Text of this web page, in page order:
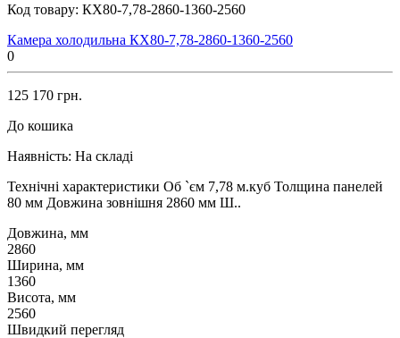
Код товару: КХ80-7,78-2860-1360-2560
Камера холодильна КХ80-7,78-2860-1360-2560
0
125 170 грн.
До кошика
Наявність: На складі
Технічні характеристики Об `єм 7,78 м.куб Толщина панелей
80 мм Довжина зовнішня 2860 мм Ш..
Довжина, мм
2860
Ширина, мм
1360
Висота, мм
2560
Швидкий перегляд